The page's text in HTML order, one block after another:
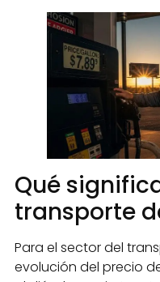
Qué
transporte
Para el sector del
evolución del precio